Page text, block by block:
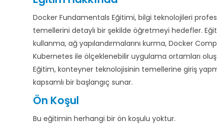
Docker Fundamentals Eğitimi, bilgi teknolojileri
temellerini detaylı bir şekilde öğretmeyi hedefler.
kullanma, ağ yapılandırmalarını kurma, Docker
Kubernetes ile ölçeklenebilir uygulama ortamları
Eğitim, konteyner teknolojisinin temellerine giriş
kapsamlı bir başlangıç sunar.
Ön Koşul
Bu eğitimin herhangi bir ön koşulu yoktur.